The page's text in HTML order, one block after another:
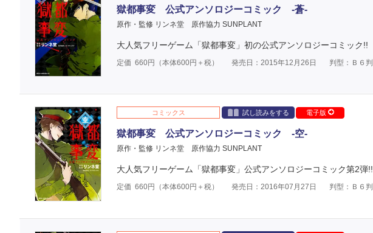
獄都事変 公式アンソロジーコミック ‐蒼‐
原作・監修 リンネ堂 原作協力 SUNPLANT
大人気フリーゲーム「獄都事変」初の公式アンソロジーコミック!!
定価 660円（本体600円＋税） 発売日：2015年12月26日 判型：Ｂ６判
コミックス 試し読みをする 電子版
獄都事変 公式アンソロジーコミック -空-
原作・監修 リンネ堂 原作協力 SUNPLANT
大人気フリーゲーム「獄都事変」公式アンソロジーコミック第2弾!!
定価 660円（本体600円＋税） 発売日：2016年07月27日 判型：Ｂ６判